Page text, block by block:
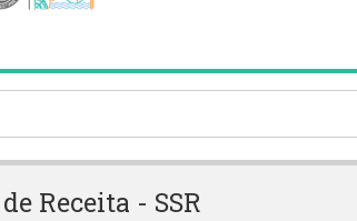
Receita - SSR